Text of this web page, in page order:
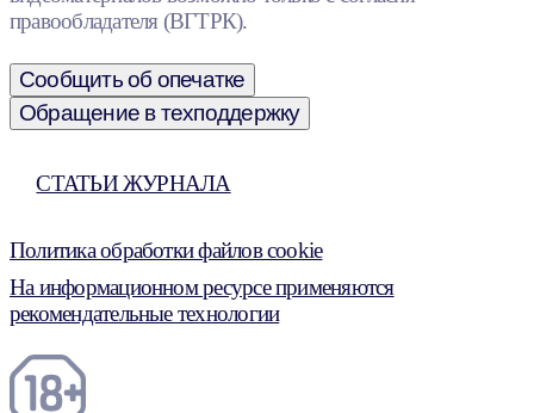
правообладателя (ВГТРК).
Сообщить об опечатке
Обращение в техподдержку
СТАТЬИ ЖУРНАЛА
Политика обработки файлов cookie
На информационном ресурсе применяются
рекомендательные технологии